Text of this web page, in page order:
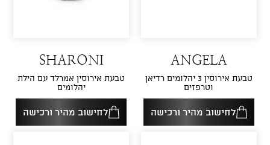
ANGELA
טבעת אירוסין 3 יהלומים רדיאן
וטרפזים
לחישוב מהיר ורכישה
SHARONI
טבעת אירוסין אמרלד עם הילת
יהלומים
לחישוב מהיר ורכישה